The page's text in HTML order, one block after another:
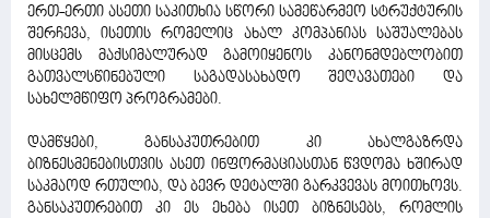
ერთ-ერთი ასეთი საკითხია სწორი სამეწარმეო სტრუქტურის
შერჩევა, ისეთის რომელიც ახალ კომპანიას საშუალებას
მისცემს მაქსიმალურად გამოიყენოს კანონმდებლობით
გათვალსწინებული საგადასახადო შეღავათები და
სახელმწიფო პროგრამები.
დამწყები, განსაკუთრებით კი ახალგაზრდა
ბიზნესმენებისთვის ასეთ ინფორმაციასთან წვდომა ხშირად
საკმაოდ რთულია, და ბევრ დეტალში გარკვევას მოითხოვს.
განსაკუთრებით კი ეს ეხება ისეთ ბიზნესებს, რომლის